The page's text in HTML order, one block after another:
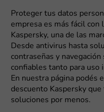
Proteger tus datos
empresa es más fácil con
Kaspersky, una de las
Desde antivirus hasta
contraseñas y
confiables tanto para uso
En nuestra página podés
descuento Kaspersky
soluciones por menos.